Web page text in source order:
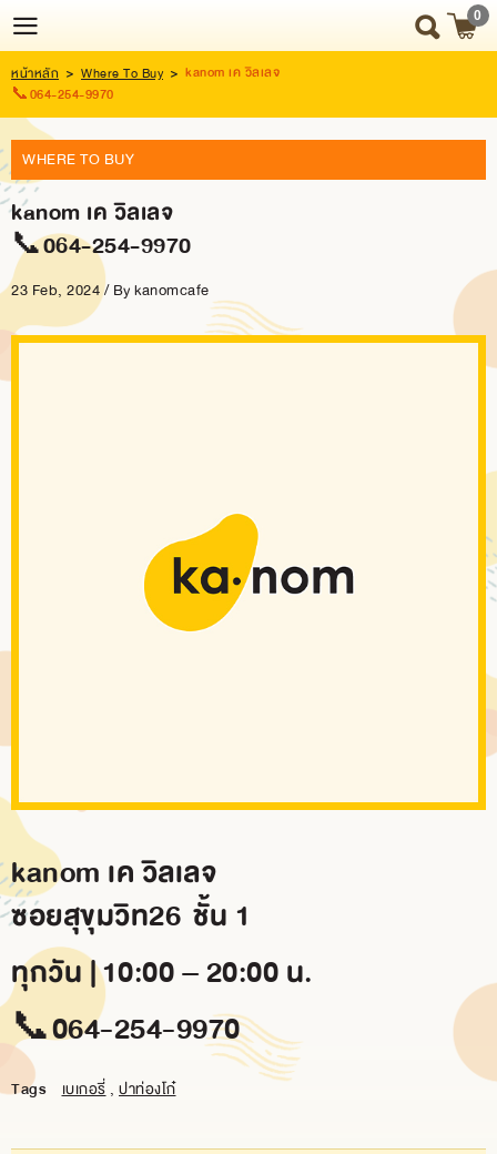
Login
Register
HOME
NEWS
UPDATE
ABOUT
US
0
หน้าหลัก > Where To Buy > kanom เค วิลเลจ
📞064-254-9970
WHERE TO BUY
kanom เค วิลเลจ
📞064-254-9970
23 Feb, 2024 / Bykanomcafe
kanom เค วิลเลจ
ซอยสุขุมวิท26 ชั้น 1
ทุกวัน | 10:00 – 20:00 น.
📞064-254-9970
Tags เบเกอรี่ , ปาท่องโก๋